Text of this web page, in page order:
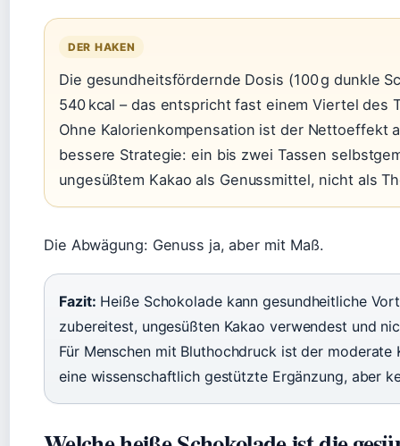
DER HAKEN
Die gesundheitsfördernde Dosis (100 g dunkle
540 kcal – das entspricht fast einem Viertel des
Ohne Kalorienkompensation ist der Nettoeffekt
bessere Strategie: ein bis zwei Tassen
ungesüßtem Kakao als Genussmittel, nicht als
Die Abwägung: Genuss ja, aber mit Maß.
Fazit: Heiße Schokolade kann gesundheitliche
zubereitest, ungesüßten Kakao verwendest und
Für Menschen mit Bluthochdruck ist der
eine wissenschaftlich gestützte Ergänzung, aber